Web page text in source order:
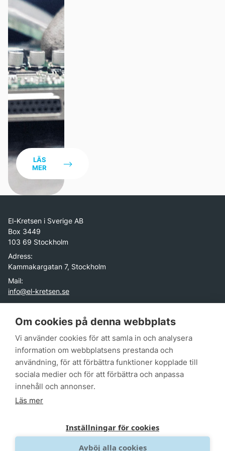
LÄS
MER
El-Kretsen i Sverige AB
Box 3449
103 69 Stockholm
Adress:
Kammakargatan 7, Stockholm
Mail:
info@el-kretsen.se
El-Kretsen är ett icke-vinstdrivande företag skapat av
branschorganisationer för elektronik- och batteriproducenter i
Sverige. Vår uppgift är att hjälpa dem uppfylla sitt
producentansvar genom att erbjuda ett rikstäckande
insamlingssystem av elektroniska produkter. Utöver det
fungerar vi som ett centrum för kunskap tack vare den data vi
har som beskriver historia, nuläge och trend kring insamling
och hantering av elavfall och batterier.
Om cookies på denna webbplats
Vi använder cookies för att samla in och analysera
information om webbplatsens prestanda och
användning, för att förbättra funktioner kopplade till
sociala medier och för att förbättra och anpassa
innehåll och annonser.
Läs mer
Inställningar för cookies
Avböj alla cookies